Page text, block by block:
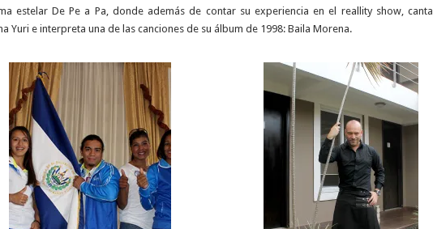
estelar De Pe a Pa, donde además de contar su experiencia en el reallity show,
Yuri e interpreta una de las canciones de su álbum de 1998: Baila Morena.